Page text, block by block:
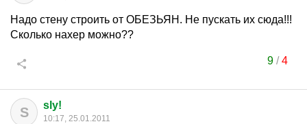
Надо стену строить от ОБЕЗЬЯН. Не пускать их сюда!!!
Сколько нахер можно??
9/4
S sly!
10:17, 25.01.2011